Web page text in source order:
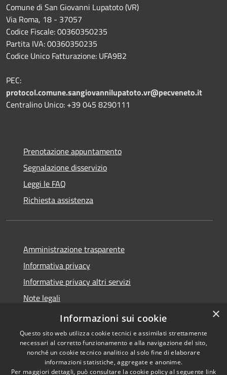
Comune di San Giovanni Lupatoto (VR)
Via Roma, 18 - 37057
Codice Fiscale: 00360350235
Partita IVA: 00360350235
Codice Unico Fatturazione: UFA9B2
PEC:
protocol.comune.sangiovannilupatoto.vr@pecveneto.it
Centralino Unico: +39 045 8290111
Prenotazione appuntamento
Segnalazione disservizio
Leggi le FAQ
Richiesta assistenza
Amministrazione trasparente
Informativa privacy
Informative privacy altri servizi
Note legali
Dichiarazione di accessibilità
Copyright © 2026 • Comune di
×
Informazioni sui cookie
Questo sito web utilizza cookie tecnici e assimilati strettamente
necessari al corretto funzionamento e alla navigazione del sito,
nonché un cookie tecnico analitico al solo fine di elaborare
informazioni statistiche, aggregate e anonime.
Per maggiori dettagli, può consultare la cookie policy al seguente link